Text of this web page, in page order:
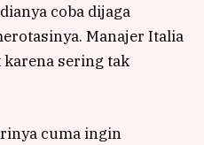
coba dijaga
Manajer Italia
sering tak
cuma ingin